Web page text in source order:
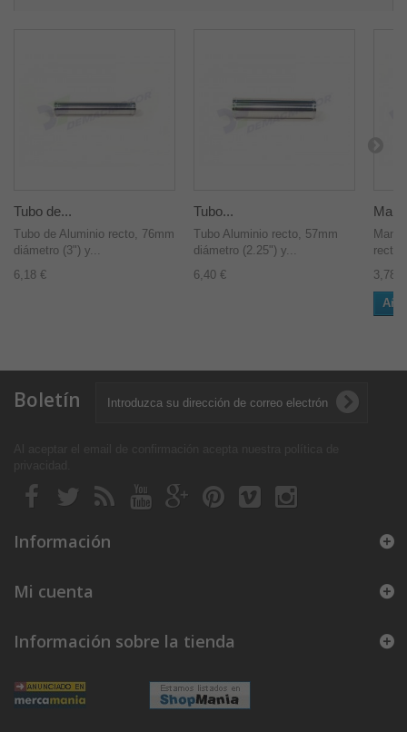
Tubo de...
Tubo de Aluminio recto, 76mm
diámetro (3") y...
6,18 €
Tubo...
Tubo Aluminio recto, 57mm
diámetro (2.25") y...
6,40 €
3,78 €
Boletín
Información
Mi cuenta
Información sobre la tienda